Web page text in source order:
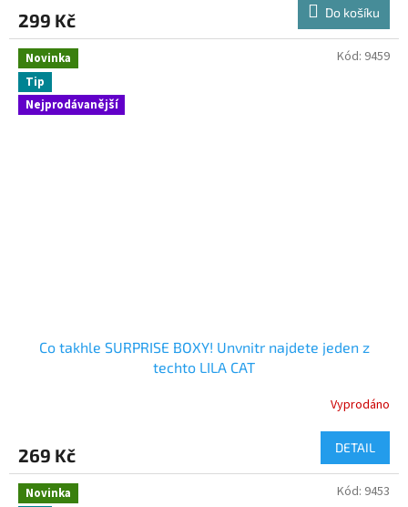
299 Kč Do košíku
Novinka
Tip
Nejprodávanější
Co takhle SURPRISE BOXY! Unvnitr najdete jeden z
techto LILA CAT
Vyprodáno
269 Kč DETAIL
Kód: 9459
Novinka
Kód: 9453